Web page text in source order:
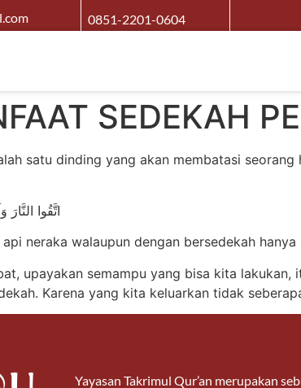
0851-2201-0604
SEDEKAH
satu dinding yang akan membatasi
اتَّقُوا
api neraka walaupun dengan bersedekah
upayakan semampu yang bisa kita
Karena yang kita keluarkan tidak
Yayasan Takrimul Qur’an merupakan